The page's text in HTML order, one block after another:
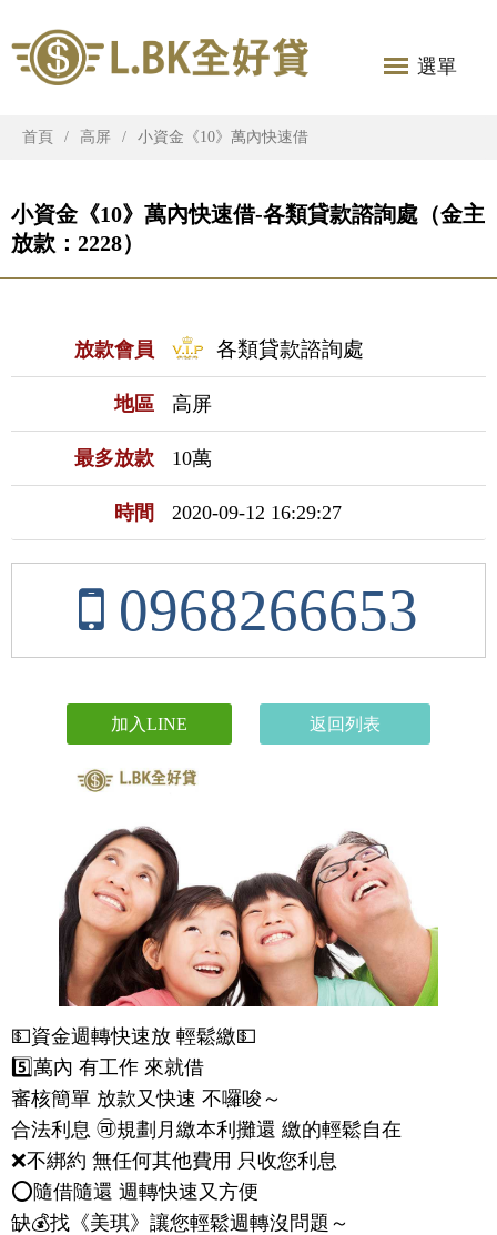
選單
首頁 高屏 小資金《10》萬內快速借
小資金《10》萬內快速借-各類貸款諮詢處（金主
放款：2228）
放款會員 各類貸款諮詢處
地區 高屏
最多放款 10萬
時間 2020-09-12 16:29:27
0968266653
加入LINE 返回列表
💵資金週轉快速放 輕鬆繳💵
5️⃣萬內 有工作 來就借
審核簡單 放款又快速 不囉唆～
合法利息 🉑️規劃月繳本利攤還 繳的輕鬆自在
❌不綁約 無任何其他費用 只收您利息
⭕️隨借隨還 週轉快速又方便
缺💰找《美琪》讓您輕鬆週轉沒問題～